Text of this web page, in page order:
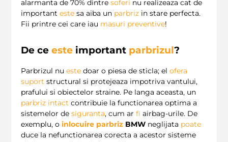
alarmanta de 70% dintre soferi nu realizeaza cat de
important este sa aiba un parbriz in stare perfecta.
Fii printre cei care iau masuri preventive!
De ce este important parbrizul?
Parbrizul nu este doar o piesa de sticla; el ofera
suport structural si protejeaza impotriva vantului,
prafului si obiectelor straine. Pe langa aceasta, un
parbriz intact contribuie la functionarea optima a
sistemelor de siguranta, cum ar fi airbag-urile. De
exemplu, o inlocuire parbriz BMW neglijata poate
duce la nefunctionarea corecta a acestor sisteme